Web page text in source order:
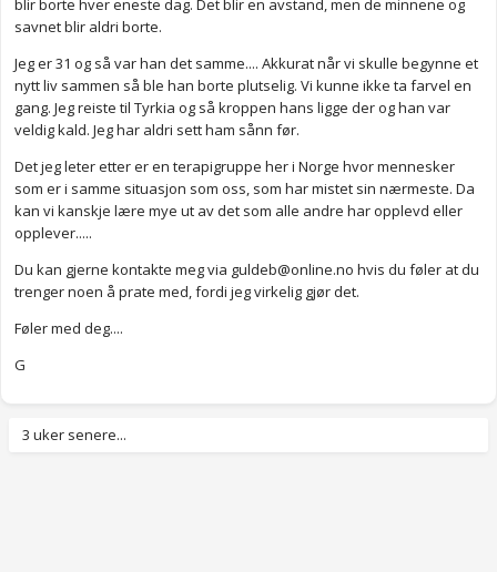
blir borte hver eneste dag. Det blir en avstand, men de minnene og
savnet blir aldri borte.
Jeg er 31 og så var han det samme.... Akkurat når vi skulle begynne et
nytt liv sammen så ble han borte plutselig. Vi kunne ikke ta farvel en
gang. Jeg reiste til Tyrkia og så kroppen hans ligge der og han var
veldig kald. Jeg har aldri sett ham sånn før.
Det jeg leter etter er en terapigruppe her i Norge hvor mennesker
som er i samme situasjon som oss, som har mistet sin nærmeste. Da
kan vi kanskje lære mye ut av det som alle andre har opplevd eller
opplever.....
Du kan gjerne kontakte meg via guldeb@online.no hvis du føler at du
trenger noen å prate med, fordi jeg virkelig gjør det.
Føler med deg....
G
3 uker senere...